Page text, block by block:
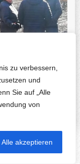
zu verbessern,
und
Sie auf „Alle
von
Alle akzeptieren
All rights reserved.